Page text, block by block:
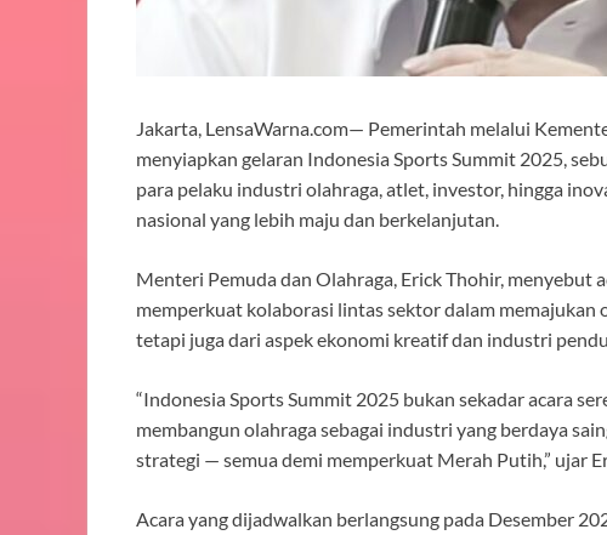
Jakarta, LensaWarna.com— Pemerintah melalui
menyiapkan gelaran Indonesia Sports Summit 2025,
para pelaku industri olahraga, atlet, investor, hingga
nasional yang lebih maju dan berkelanjutan.
Menteri Pemuda dan Olahraga, Erick Thohir, menyebut
memperkuat kolaborasi lintas sektor dalam memajukan
tetapi juga dari aspek ekonomi kreatif dan industri
“Indonesia Sports Summit 2025 bukan sekadar acara
membangun olahraga sebagai industri yang berdaya
strategi — semua demi memperkuat Merah Putih,” ujar
Acara yang dijadwalkan berlangsung pada Desember